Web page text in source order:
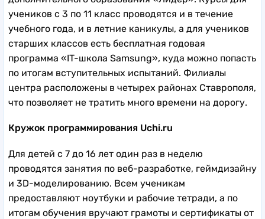
учеников с 3 по 11 класс проводятся и в течение
учебного года, и в летние каникулы, а для учеников
старших классов есть бесплатная годовая
программа «IT-школа Samsung», куда можно попасть
по итогам вступительных испытаний. Филиалы
центра расположены в четырех районах Ставрополя,
что позволяет не тратить много времени на дорогу.
Кружок программирования Uchi.ru
Для детей с 7 до 16 лет один раз в неделю
проводятся занятия по веб-разработке, геймдизайну
и 3D-моделированию. Всем ученикам
предоставляют ноутбуки и рабочие тетради, а по
итогам обучения вручают грамоты и сертификаты от